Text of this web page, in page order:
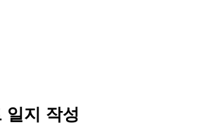
일지 작성